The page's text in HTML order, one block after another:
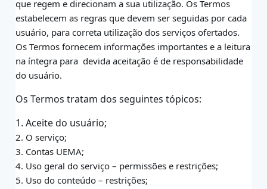
que regem e direcionam a sua utilização. Os Termos
estabelecem as regras que devem ser seguidas por cada
usuário, para correta utilização dosserviços ofertados.
Os Termos fornecem informações importantes e a leitura
na íntegra para devida aceitação é de responsabilidade
do usuário.
Os Termos tratam dos seguintes tópicos:
1. Aceite do usuário;
2. O serviço;
3. Contas UEMA;
4. Uso geral do serviço – permissões e restrições;
5. Uso do conteúdo – restrições;